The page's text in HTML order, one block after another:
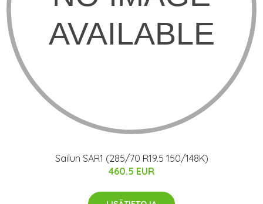
Sailun SAR1 (285/70 R19.5 150/148K)
460.5 EUR